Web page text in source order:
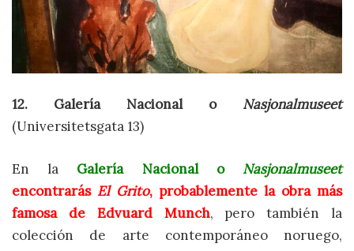
12. Galería Nacional o Nasjonalmuseet
(Universitetsgata 13)
En la Galería Nacional o Nasjonalmuseet
encontrarás El Grito, probablemente la obra más
famosa de Edvuard Munch, pero también la
colección de arte contemporáneo noruego,